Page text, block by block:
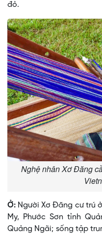
đỏ.
Nghệ nhân Xơ Đăng
Ở: Người Xơ Ðăng cư trú
My, Phước Sơn tỉnh
Quảng Ngãi; sống tập